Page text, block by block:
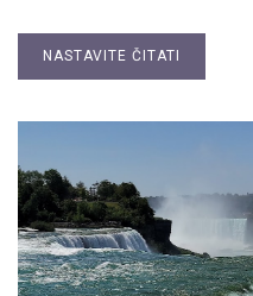
NASTAVITE ČITATI